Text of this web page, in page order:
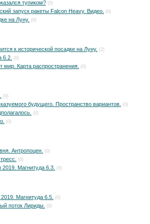
тупиком? (0)
запуск ракеты Falcon Heavy. Видео. (0)
на Луну. (0)
к исторической посадке на Луну. (2)
6.2. (0)
мир. Карта распространения. (0)
(0)
будущего. Пространство вариантов. (0)
(0)
(0)
Антропоцен. (0)
(0)
Магнитуда 6.3. (0)
Магнитуда 6.5. (0)
поток Лириды. (0)